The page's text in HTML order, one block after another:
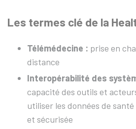
Les termes clé de la
Télémédecine : prise en
distance
Interopérabilité des
capacité des outils et
utiliser les données de
et sécurisée